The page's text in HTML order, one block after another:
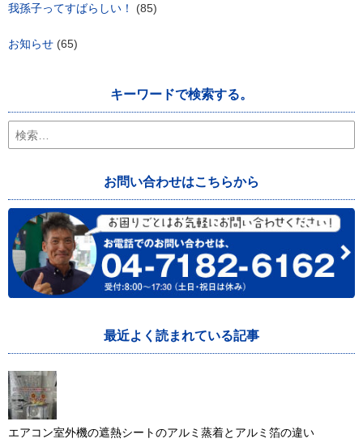
我孫子ってすばらしい！ (85)
お知らせ (65)
キーワードで検索する。
検
索:
お問い合わせはこちらから
最近よく読まれている記事
エアコン室外機の遮熱シートのアルミ蒸着とアルミ箔の違い